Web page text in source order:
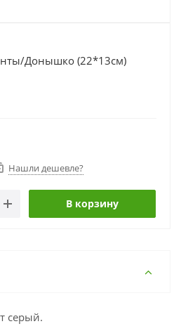
Донышко (22*13см)
Нашли дешевле?
В корзину
серый.